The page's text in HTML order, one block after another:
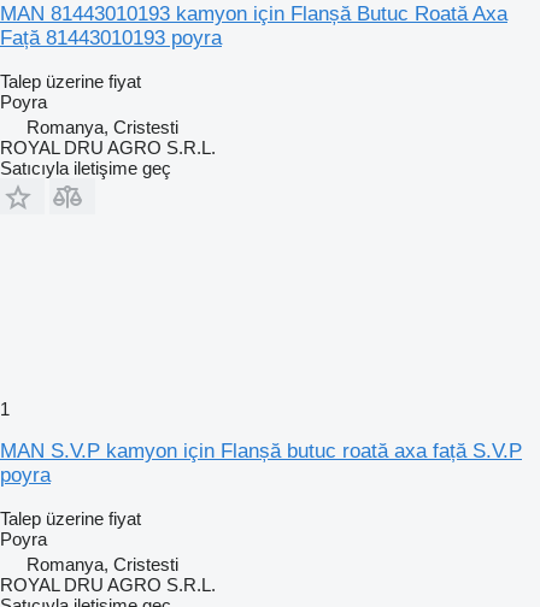
MAN 81443010193 kamyon için Flanșă Butuc Roată Axa
Față 81443010193 poyra
Talep üzerine fiyat
Poyra
Romanya, Cristesti
ROYAL DRU AGRO S.R.L.
Satıcıyla iletişime geç
1
MAN S.V.P kamyon için Flanșă butuc roată axa față S.V.P
poyra
Talep üzerine fiyat
Poyra
Romanya, Cristesti
ROYAL DRU AGRO S.R.L.